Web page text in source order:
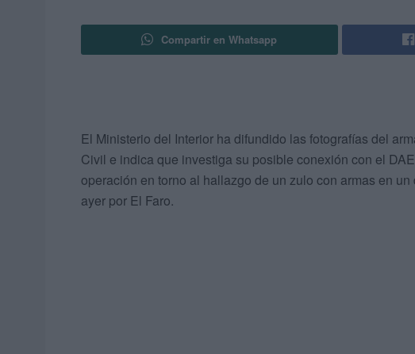
Compartir en Whatsapp
El Ministerio del Interior ha difundido las fotografías del
Civil e indica que investiga su posible conexión con el
operación en torno al hallazgo de un zulo con armas en
ayer por El Faro.